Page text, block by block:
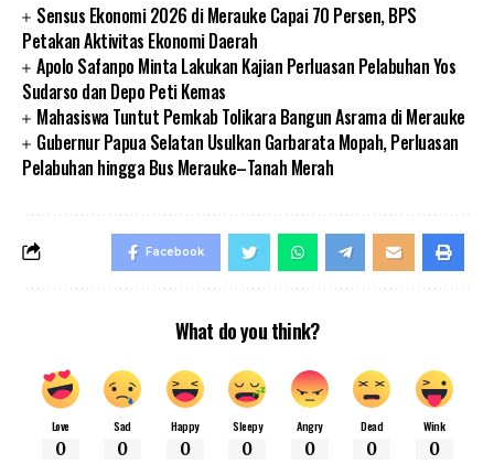
Sensus Ekonomi 2026 di Merauke Capai 70 Persen, BPS
Petakan Aktivitas Ekonomi Daerah
Apolo Safanpo Minta Lakukan Kajian Perluasan Pelabuhan Yos
Sudarso dan Depo Peti Kemas
Mahasiswa Tuntut Pemkab Tolikara Bangun Asrama di Merauke
Gubernur Papua Selatan Usulkan Garbarata Mopah, Perluasan
Pelabuhan hingga Bus Merauke–Tanah Merah
Facebook
What do you think?
Love
0
Sad
0
Happy
0
Sleepy
0
Angry
0
Dead
0
Wink
0